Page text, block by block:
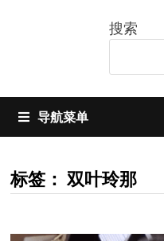
搜索
导航菜单
标签： 双叶玲那